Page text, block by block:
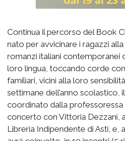
Continua il percorso del Book
nato per avvicinare i ragazzi
romanzi italiani contemporanei
loro lingua, toccando corde
familiari, vicini alla loro
settimane dell’anno scolastico,
coordinato dalla professoressa
concerto con Vittoria Dezzani,
Libreria Indipendente di Asti, e,